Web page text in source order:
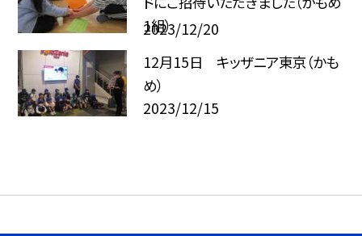
1組）
2023/12/20
12月15日 キッザニア東京（かも
め）
2023/12/15